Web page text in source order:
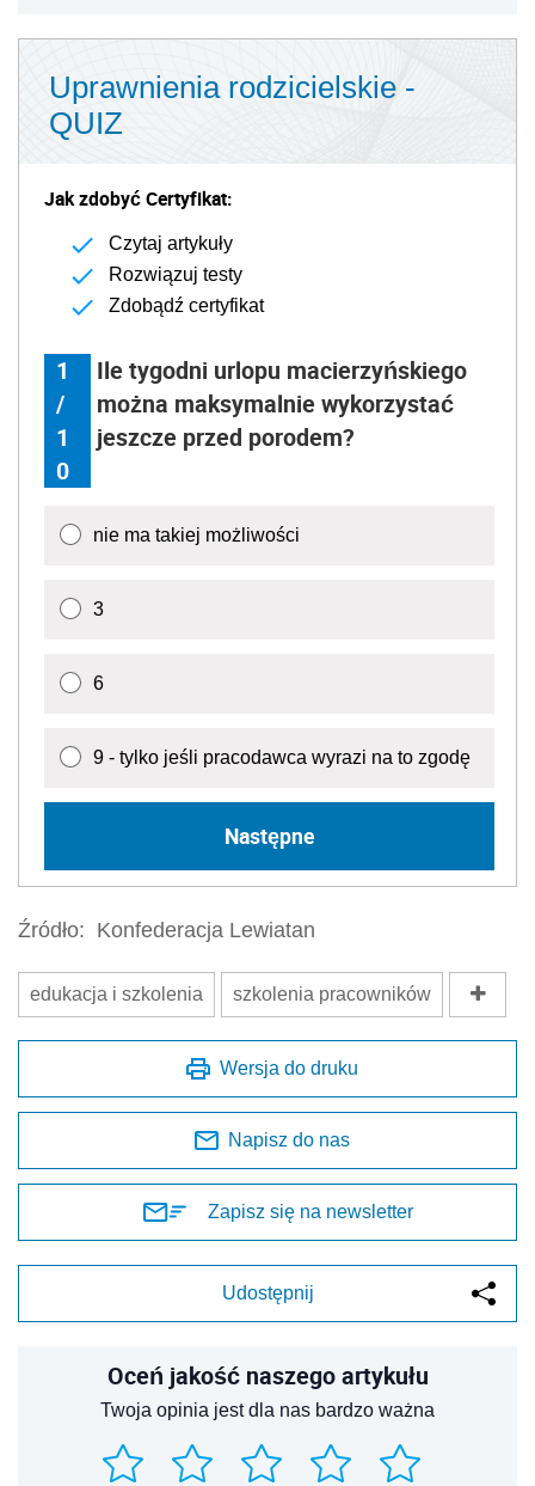
Uprawnienia rodzicielskie -
QUIZ
Jak zdobyć Certyfikat:
Czytaj artykuły
Rozwiązuj testy
Zdobądź certyfikat
1
/
1
0
Ile tygodni urlopu macierzyńskiego
można maksymalnie wykorzystać
jeszcze przed porodem?
nie ma takiej możliwości
3
6
9 - tylko jeśli pracodawca wyrazi na to zgodę
Następne
Źródło: Konfederacja Lewiatan
edukacja i szkolenia szkolenia pracowników
Wersja do druku
Napisz do nas
Zapisz się na newsletter
Udostępnij
Oceń jakość naszego artykułu
Twoja opinia jest dla nas bardzo ważna